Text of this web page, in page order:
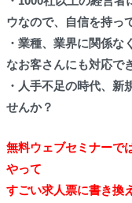
ウなので、自信を持っ
・業種、業界に関係な
なお客さんにも対応で
・人手不足の時代、新
せんか？
無料ウェブセミナーで
やって
すごい求人票に書き換